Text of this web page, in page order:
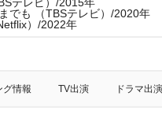
でも （TBSテレビ）/2020年
）/2022年
グ情報 TV出演 ドラマ出演